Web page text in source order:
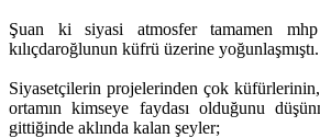
Şuan ki siyasi atmosfer tamamen
kılıçdaroğlunun küfrü üzerine yoğunlaşmıştı.
Siyasetçilerin projelerinden çok
ortamın kimseye faydası olduğunu
gittiğinde aklında kalan şeyler;